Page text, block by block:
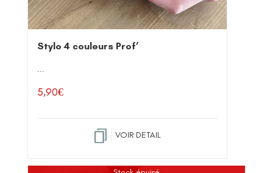
Stylo 4 couleurs Prof’
...
5,90€
VOIR DETAIL